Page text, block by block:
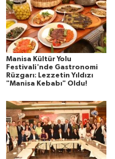
Manisa Kültür Yolu
Festivali'nde Gastronomi
Rüzgarı: Lezzetin Yıldızı
"Manisa Kebabı" Oldu!